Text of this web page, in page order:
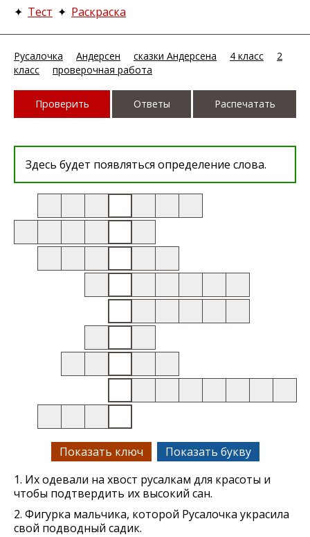
✦ Тест ✦ Раскраска
Русалочка Андерсен сказки Андерсена 4 класс
2
класс
проверочная работа
Проверить Ответы Распечатать
Здесь будет появляться определение слова.
Показать ключ
Показать букву
1. Их одевали на хвост русалкам для красоты и
чтобы подтвердить их высокий сан.
2. Фигурка мальчика, которой Русалочка украсила
свой подводный садик.